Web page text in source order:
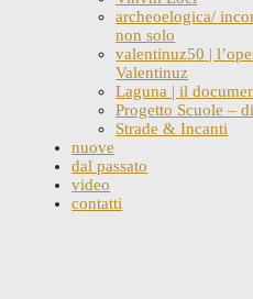
archeoelogica/
non solo
valentinuz50 |
Valentinuz
Laguna | il
Progetto Scuole –
Strade & Incanti
nuove
dal passato
video
contatti